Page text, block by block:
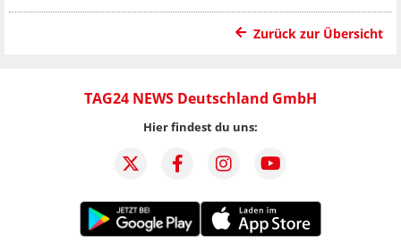
Zurück zur Übersicht
TAG24 NEWS Deutschland GmbH
Hier findest du uns: